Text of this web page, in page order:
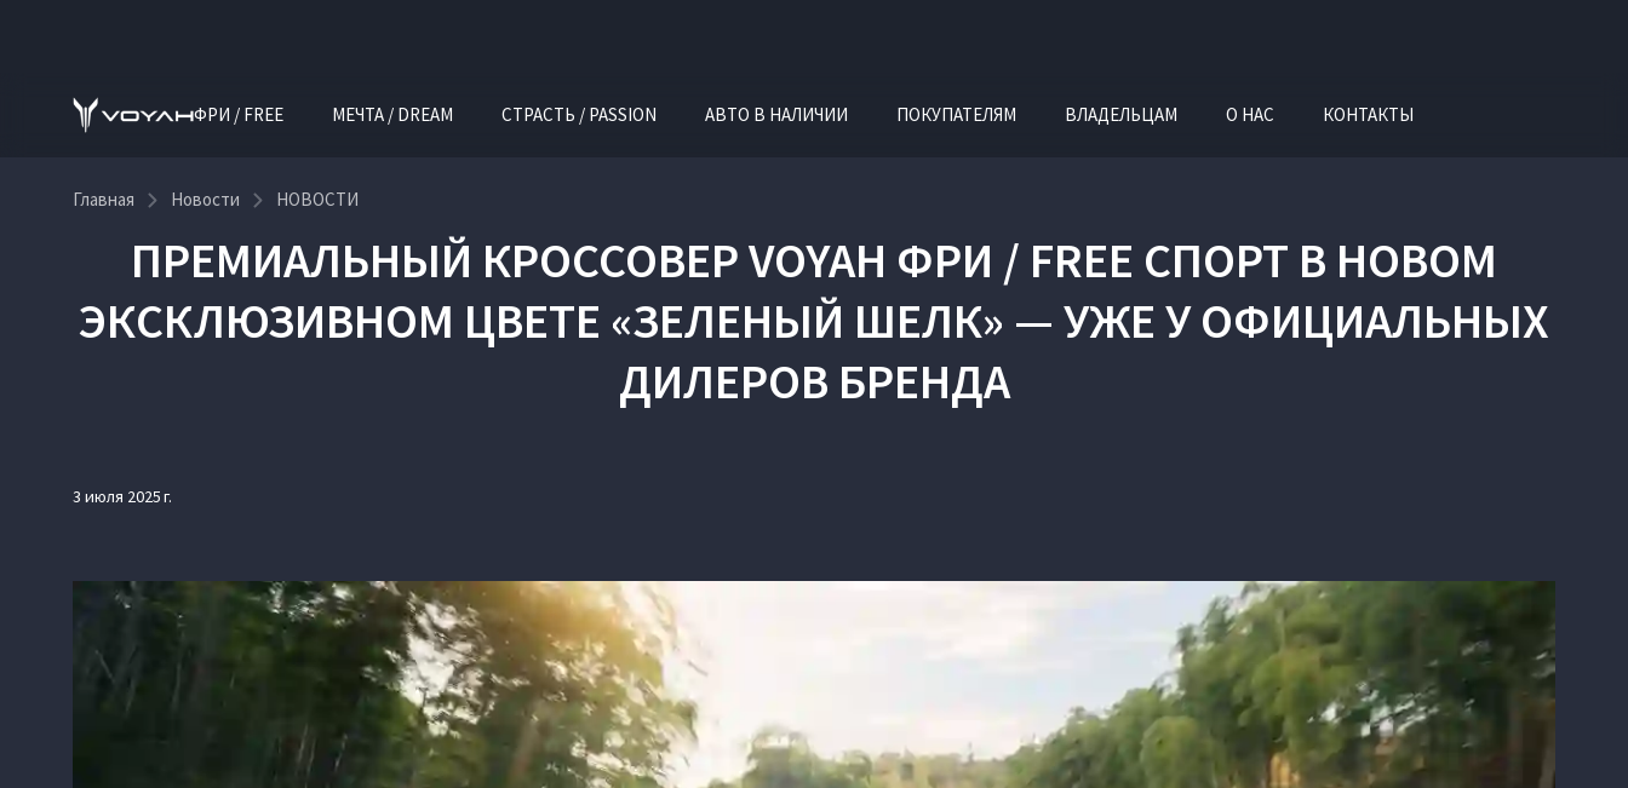
ФРИ / FREE МЕЧТА / DREAM СТРАСТЬ / PASSION АВТО В НАЛИЧИИ ПОКУПАТЕЛЯМ ВЛАДЕЛЬЦАМ О НАС КОНТАКТЫ
Главная Новости НОВОСТИ
ПРЕМИАЛЬНЫЙ КРОССОВЕР VOYAH ФРИ / FREE СПОРТ В НОВОМ
ЭКСКЛЮЗИВНОМ ЦВЕТЕ «ЗЕЛЕНЫЙ ШЕЛК» — УЖЕ У ОФИЦИАЛЬНЫХ
ДИЛЕРОВ БРЕНДА
3 июля 2025 г.